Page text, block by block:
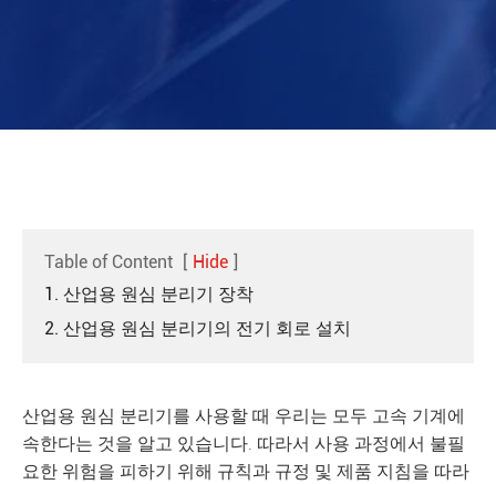
Table of Content [ Hide ]
1. 산업용 원심 분리기 장착
2. 산업용 원심 분리기의 전기 회로 설치
산업용 원심 분리기를 사용할 때 우리는 모두 고속 기계에
속한다는 것을 알고 있습니다. 따라서 사용 과정에서 불필
요한 위험을 피하기 위해 규칙과 규정 및 제품 지침을 따라